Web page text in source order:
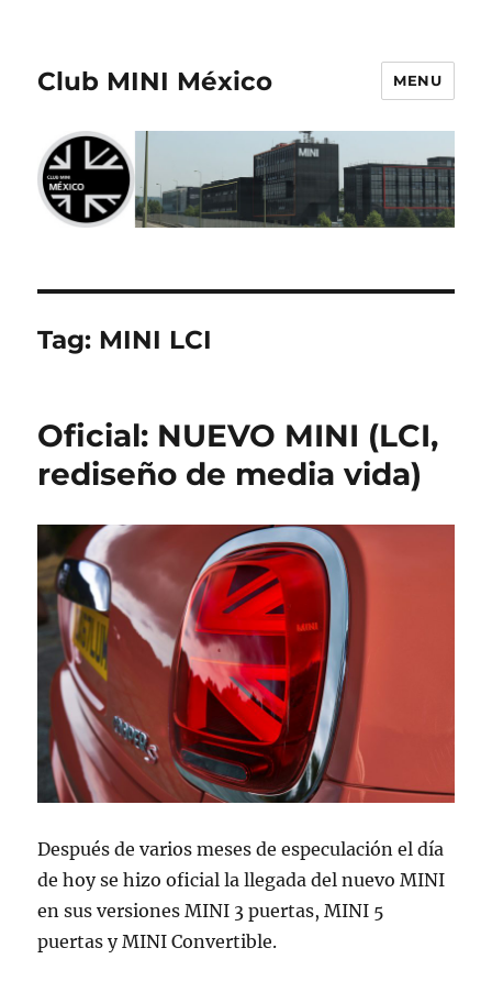
Club MINI México MENU
Tag: MINI LCI
Oficial: NUEVO MINI (LCI,
rediseño de media vida)
Después de varios meses de especulación el día
de hoy se hizo oficial la llegada del nuevo MINI
en sus versiones MINI 3 puertas, MINI 5
puertas y MINI Convertible.